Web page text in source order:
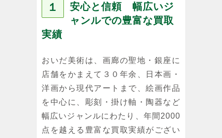
１
安心と信頼 幅広いジ
ャンルでの豊富な買取
実績
おいだ美術は、画廊の聖地・銀座に
店舗をかまえて３０年余、日本画・
洋画から現代アートまで、絵画作品
を中心に、彫刻・掛け軸・陶器など
幅広いジャンルにわたり、年間2000
点を越える豊富な買取実績がござい